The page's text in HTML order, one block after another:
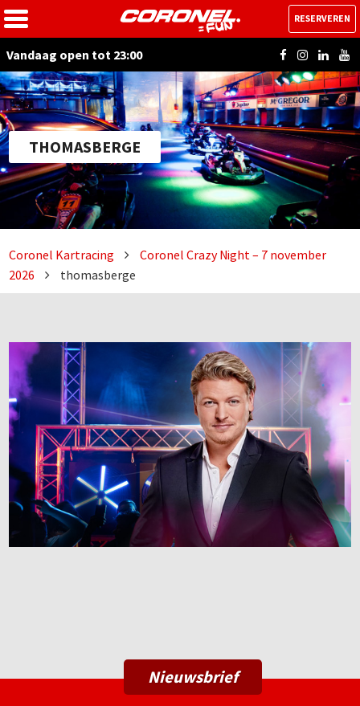
Vandaag open tot 23:00
RESERVEREN
THOMASBERGE
Coronel Kartracing
Coronel Crazy Night – 7 november
2026
thomasberge
Nieuwsbrief